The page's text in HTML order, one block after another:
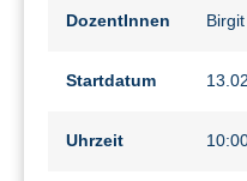
DozentInnen
Startdatum
Uhrzeit